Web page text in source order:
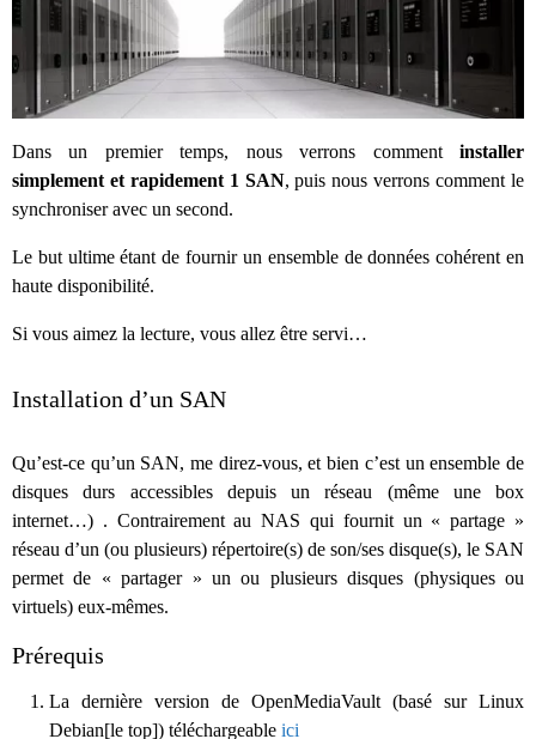
Dans un premier temps, nous verrons commentinstaller
simplement et rapidement 1 SAN, puis nous verrons comment le
synchroniser avec un second.
Le but ultime étant de fournir un ensemble de données cohérent en
haute disponibilité.
Si vous aimez la lecture, vous allez être servi…
Installation d’un SAN
Qu’est-ce qu’un SAN, me direz-vous, et bien c’est un ensemble de
disques durs accessibles depuis un réseau (même une box
internet…) . Contrairement au NAS qui fournit un « partage »
réseau d’un (ou plusieurs) répertoire(s) de son/ses disque(s), le SAN
permet de « partager » un ou plusieurs disques (physiques ou
virtuels) eux-mêmes.
Prérequis
La dernière version de OpenMediaVault (basé sur Linux
Debian[le top]) téléchargeable ici